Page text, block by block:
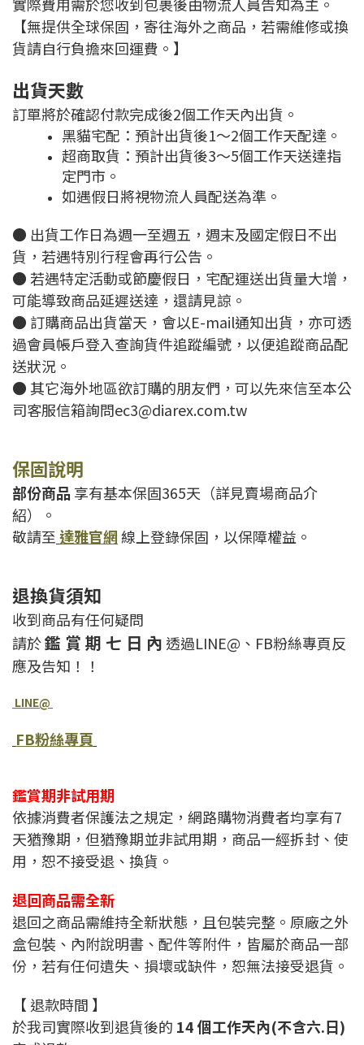
【無提供全球保固，寄往海外之商品，若需維修或換
貨請自行負擔來回運費。】
出貨天數
訂單將於確認付款完成後2個工作天內出貨。
黑貓宅配：預計出貨後1～2個工作天配達。
超商取貨：預計出貨後3～5個工作天送達指
定門市。
如遇假日將視物流人員配送為準。
● 出貨工作日為週一至週五，週末及國定假日不出
貨，若遇特別行程會再行公告。
● 若遇特定活動或節慶假日，宅配運送出貨量大增，
可能導致商品延遲送達，還請見諒。
● 訂購商品出貨當天，會以E-mail通知出貨，亦可透
過會員帳戶登入查詢貨件追蹤編號，以便追蹤商品配
送狀況。
● 其它海外地區欲訂購的朋友們，可以先來信至本公
司客服信箱詢問ec3@diarex.com.tw
保固說明
部份商品 享有基本保固365天（詳見賣場商品介
紹）。
敬請至 達雅官網線上登錄保固，以保障權益。
退換貨須知
收到商品有任何疑問
請於鑑 賞 期 七 日 內 透過LINE@、FB粉絲專頁反
應及告知！！
LINE@
FB粉絲專頁
鑑賞期非試用期
依據消費者保護法之規定，網路購物消費者均享有7
天猶豫期，但猶豫期並非試用期，商品一經拆封、使
用，恕不接受退、換貨。
退回商品需全新
退回之商品需維持全新狀態，且包裝完整。原廠之外
盒包裝、內附說明書、配件等附件，皆屬於商品一部
份，若有任何遺失、損壞或缺件，恕無法接受退貨。
【 退款時間 】
於我司實際收到退貨後的 14 個工作天內(不含六.日)